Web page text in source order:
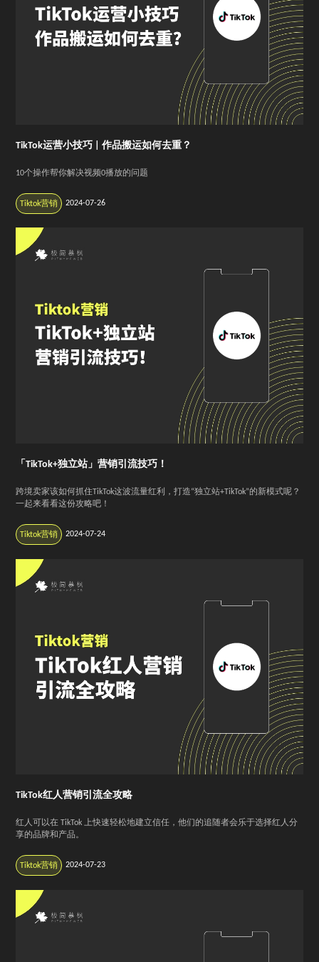
TikTok运营小技巧 | 作品搬运如何去重？
10个操作帮你解决视频0播放的问题
Tiktok营销 2024-07-26
「TikTok+独立站」营销引流技巧！
跨境卖家该如何抓住TikTok这波流量红利，打造“独立站+TikTok”的新模式呢？
一起来看看这份攻略吧！
Tiktok营销 2024-07-24
TikTok红人营销引流全攻略
红人可以在 TikTok 上快速轻松地建立信任，他们的追随者会乐于选择红人分
享的品牌和产品。
Tiktok营销 2024-07-23